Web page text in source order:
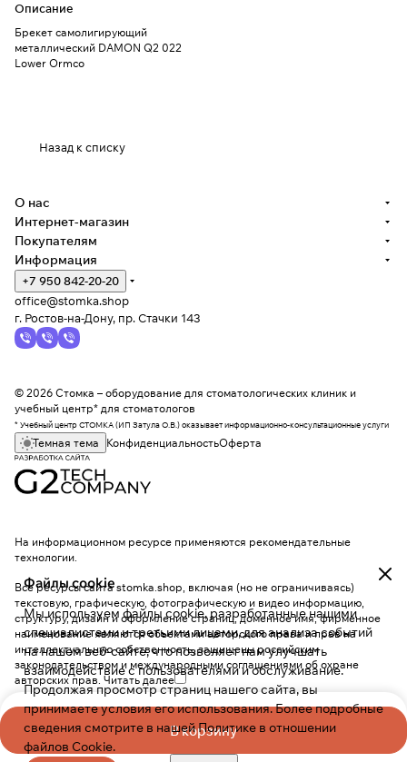
Описание
Брекет самолигирующий
металлический DAMON Q2 022
Lower Ormco
Назад к списку
В корзину
Файлы cookie
Мы используем файлы cookie, разработанные нашими
специалистами и третьими лицами, для анализа событий
на нашем веб-сайте, что позволяет нам улучшать
взаимодействие с пользователями и обслуживание.
Продолжая просмотр страниц нашего сайта, вы
принимаете условия его использования. Более подробные
сведения смотрите в нашейПолитике в отношении
файлов Cookie.
О нас
Интернет-магазин
Покупателям
Информация
+7 950 842-20-20
office@stomka.shop
г. Ростов-на-Дону, пр. Стачки 143
© 2026 Стомка – оборудование для стоматологических клиник и
учебный центр* для стоматологов
* Учебный центр СТОМКА (ИП Затула О.В.) оказывает информационно-консультационные услуги
Темная тема КонфиденциальностьОферта
На информационном ресурсе применяются рекомендательные
технологии.
Все ресурсы сайта stomka.shop, включая (но не ограничиваясь)
текстовую, графическую, фотографическую и видео информацию,
структуру, дизайн и оформление страниц, доменное имя, фирменное
наименование являются объектами авторского права и прав на
интеллектуальную собственность, защищены российским
законодательством и международными соглашениями об охране
авторских прав. Читать далее